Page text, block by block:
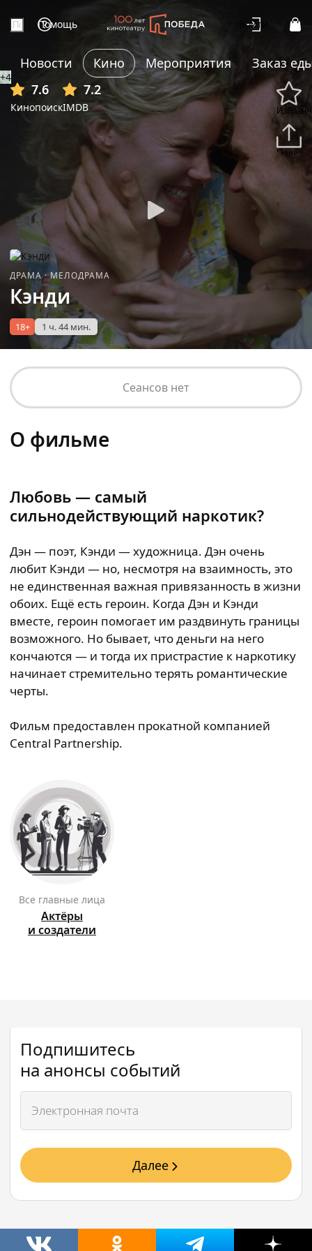
Помощь Войти
Новости Кино Мероприятия
Заказ
7.6
Кинопоиск
7.2
IMDB
+4
ДРАМА·МЕЛОДРАМА
Кэнди
18+ 1 ч. 44 мин.
Сеансов нет
О фильме
Любовь — самый
сильнодействующий наркотик?
Дэн — поэт, Кэнди — художница. Дэн очень
любит Кэнди — но, несмотря на взаимность, это
не единственная важная привязанность в жизни
обоих. Ещё есть героин. Когда Дэн и Кэнди
вместе, героин помогает им раздвинуть границы
возможного. Но бывает, что деньги на него
кончаются — и тогда их пристрастие к наркотику
начинает стремительно терять романтические
черты.
Фильм предоставлен прокатной компанией
Central Partnership.
Все главные лица
Актёры
и создатели
Подпишитесь
на анонсы событий
Далее